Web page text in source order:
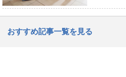
おすすめ記事一覧を見る